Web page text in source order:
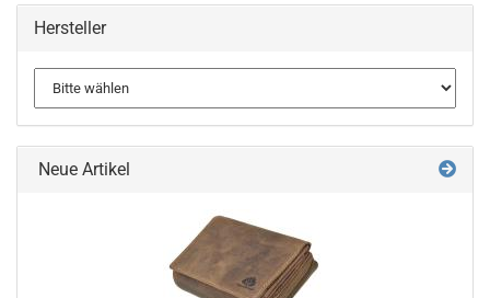
Hersteller
Neue Artikel